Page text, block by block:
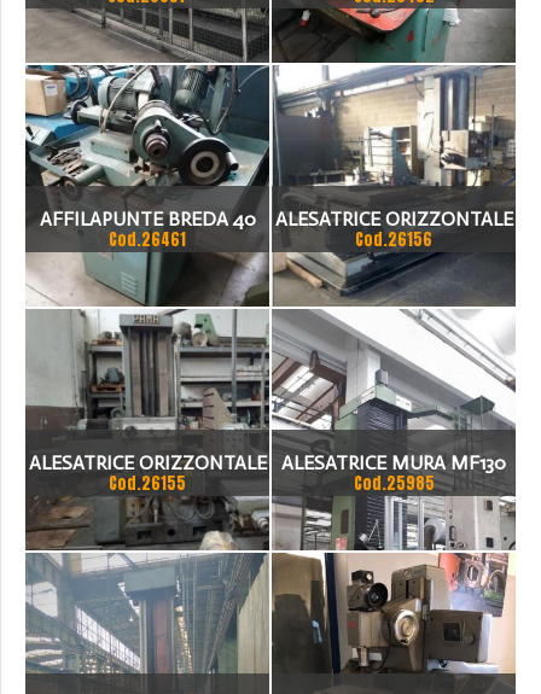
MARCA "TOS" MODELLO
HBM 130 MARCHIATA CE,
MANDRINO 37KW
AFFILAPUNTE BREDA 40
Cod.26461
ALESATRICE ORIZZONTALE
MONTI
Cod.26156
ALESATRICE ORIZZONTALE
PAMA
Cod.26155
ALESATRICE MURA MF130
2417 CON CONTROLLO
SIEMENS 840C
Cod.25985